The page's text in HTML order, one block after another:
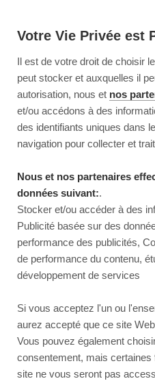
Votre Vie Privée est
Il est de votre droit de choisir
peut stocker et auxquelles il
autorisation, nous et nos
et/ou accédons à des
des identifiants uniques dans
navigation pour collecter et
Nous et nos partenaires
données suivant:.
Stocker et/ou accéder à des
Publicité basée sur des
performance des publicités,
de performance du contenu,
développement de services
Si vous acceptez l'un ou
aurez accepté que ce site
Vous pouvez également
consentement, mais
site ne vous seront pas
Reload to try
Reload Back